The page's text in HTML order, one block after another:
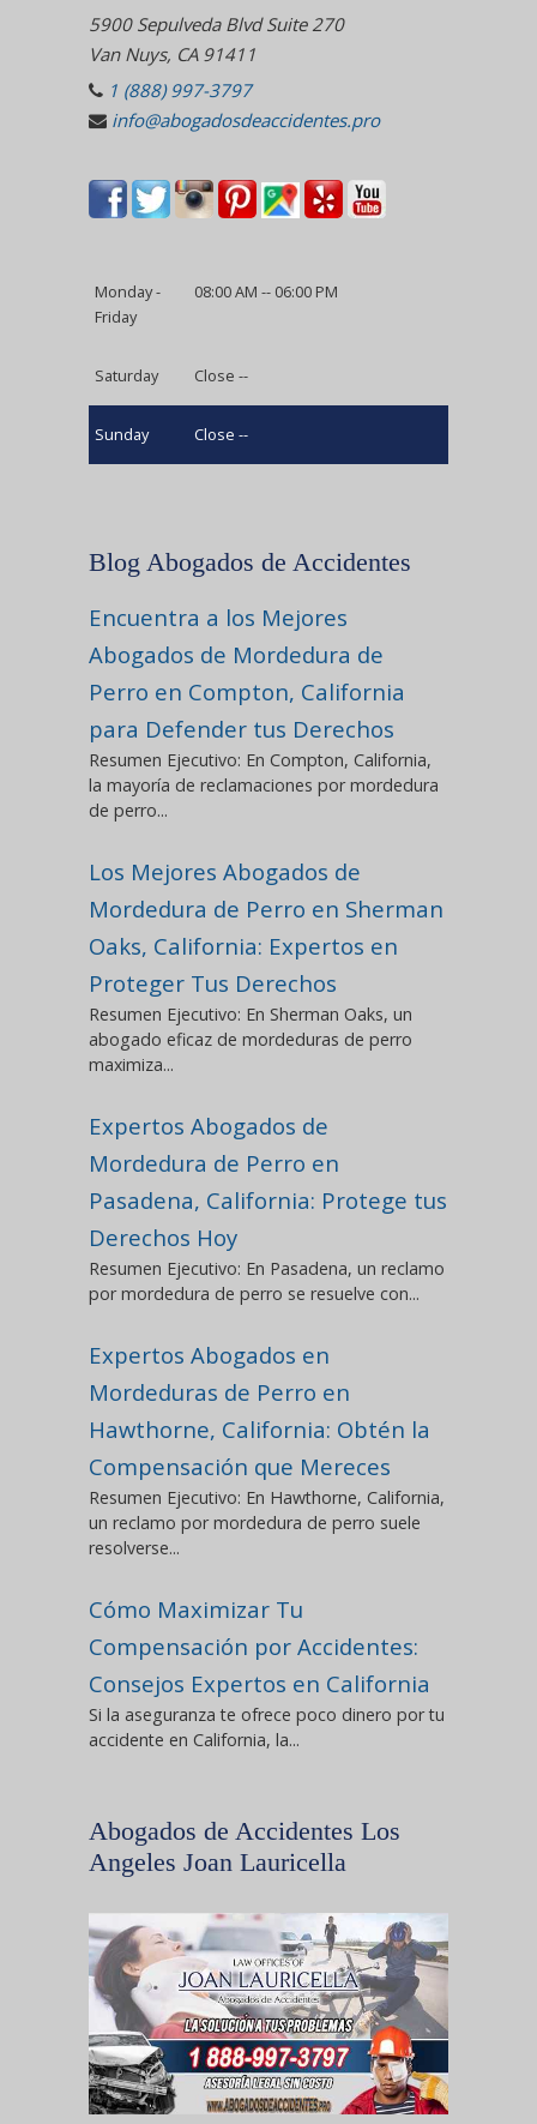
5900 Sepulveda Blvd Suite 270
Van Nuys, CA 91411
1 (888) 997-3797
info@abogadosdeaccidentes.pro
Monday -
Friday
08:00 AM -- 06:00 PM
Saturday Close --
Sunday Close --
Blog Abogados de Accidentes
Encuentra a los Mejores
Abogados de Mordedura de
Perro en Compton, California
para Defender tus Derechos
Resumen Ejecutivo: En Compton, California,
la mayoría de reclamaciones por mordedura
de perro...
Los Mejores Abogados de
Mordedura de Perro en Sherman
Oaks, California: Expertos en
Proteger Tus Derechos
Resumen Ejecutivo: En Sherman Oaks, un
abogado eficaz de mordeduras de perro
maximiza...
Expertos Abogados de
Mordedura de Perro en
Pasadena, California: Protege tus
Derechos Hoy
Resumen Ejecutivo: En Pasadena, un reclamo
por mordedura de perro se resuelve con...
Expertos Abogados en
Mordeduras de Perro en
Hawthorne, California: Obtén la
Compensación que Mereces
Resumen Ejecutivo: En Hawthorne, California,
un reclamo por mordedura de perro suele
resolverse...
Cómo Maximizar Tu
Compensación por Accidentes:
Consejos Expertos en California
Si la aseguranza te ofrece poco dinero por tu
accidente en California, la...
Abogados de Accidentes Los
Angeles Joan Lauricella